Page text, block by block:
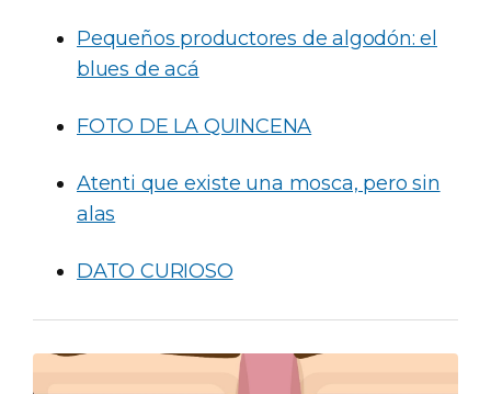
Pequeños productores de algodón: el
blues de acá
FOTO DE LA QUINCENA
Atenti que existe una mosca, pero sin
alas
DATO CURIOSO